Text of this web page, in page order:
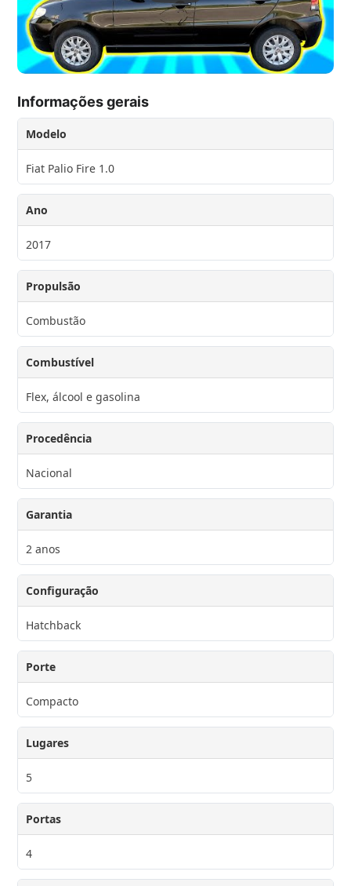
Informações gerais
Modelo
Fiat Palio Fire 1.0
Ano
2017
Propulsão
Combustão
Combustível
Flex, álcool e gasolina
Procedência
Nacional
Garantia
2 anos
Configuração
Hatchback
Porte
Compacto
Lugares
5
Portas
4